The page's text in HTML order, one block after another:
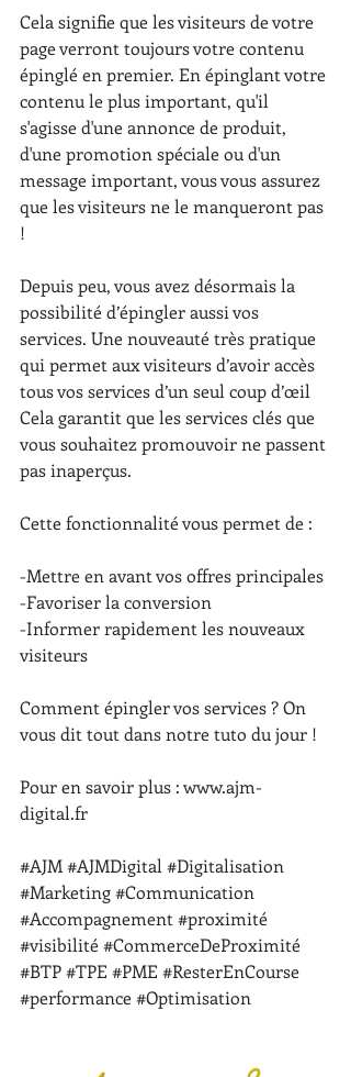
Cela signifie que les visiteurs de votre
page verront toujours votre contenu
épinglé en premier. En épinglant votre
contenu le plus important, qu'il
s'agisse d'une annonce de produit,
d'une promotion spéciale ou d'un
message important, vous vous assurez
que les visiteurs ne le manqueront pas
!
Depuis peu, vous avez désormais la
possibilité d’épingler aussi vos
services. Une nouveauté très pratique
qui permet aux visiteurs d’avoir accès
tous vos services d’un seul coup d’œil
Cela garantit que les services clés que
vous souhaitez promouvoir ne passent
pas inaperçus.
Cette fonctionnalité vous permet de :
-Mettre en avant vos offres principales
-Favoriser la conversion
-Informer rapidement les nouveaux
visiteurs
Comment épingler vos services ? On
vous dit tout dans notre tuto du jour !
Pour en savoir plus : www.ajm-
digital.fr
#AJM#AJMDigital #Digitalisation
#Marketing#Communication
#Accompagnement #proximité
#visibilité#CommerceDeProximité
#BTP#TPE #PME #ResterEnCourse
#performance#Optimisation